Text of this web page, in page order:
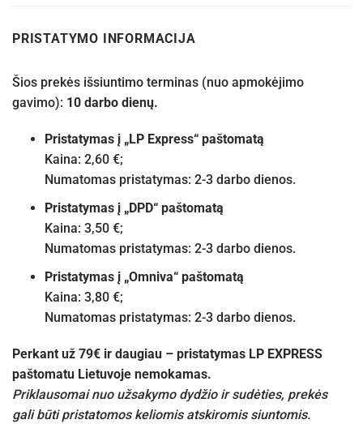
PRISTATYMO INFORMACIJA
Šios prekės išsiuntimo terminas (nuo apmokėjimo
gavimo): 10 darbo dienų.
Pristatymas į „LP Express“ paštomatą
Kaina: 2,60 €;
Numatomas pristatymas: 2-3 darbo dienos.
Pristatymas į „DPD“ paštomatą
Kaina: 3,50 €;
Numatomas pristatymas: 2-3 darbo dienos.
Pristatymas į „Omniva“ paštomatą
Kaina: 3,80 €;
Numatomas pristatymas: 2-3 darbo dienos.
Perkant už 79€ ir daugiau – pristatymas LP EXPRESS
paštomatu Lietuvoje nemokamas.
Priklausomai nuo užsakymo dydžio ir sudėties, prekės
gali būti pristatomos keliomis atskiromis siuntomis.